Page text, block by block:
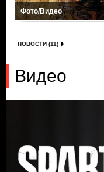
Фото/Видео
НОВОСТИ (11)
Видео